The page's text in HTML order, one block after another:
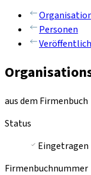
Personen
aus dem Firmenbuch
Status
Eingetragen
Firmenbuchnummer